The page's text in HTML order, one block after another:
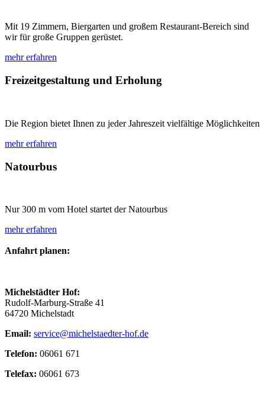
Mit 19 Zimmern, Biergarten und großem Restaurant-Bereich sind
wir für große Gruppen gerüstet.
mehr erfahren
Freizeitgestaltung und Erholung
Die Region bietet Ihnen zu jeder Jahreszeit vielfältige Möglichkeiten
mehr erfahren
Natourbus
Nur 300 m vom Hotel startet der Natourbus
mehr erfahren
Anfahrt planen:
Michelstädter Hof:
Rudolf-Marburg-Straße 41
64720 Michelstadt
Email: service@michelstaedter-hof.de
Telefon: 06061 671
Telefax: 06061 673